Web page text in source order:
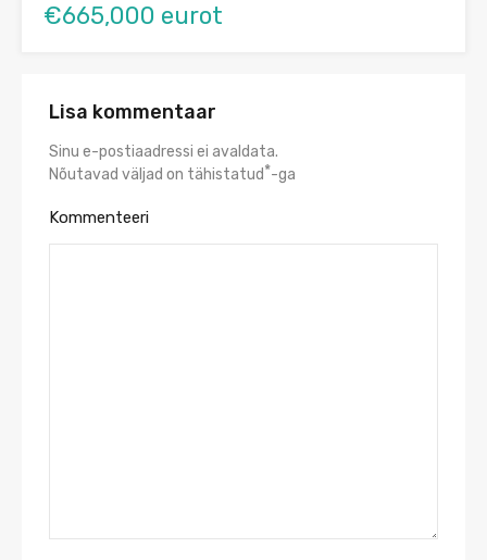
€665,000 eurot
Lisa kommentaar
Sinu e-postiaadressi ei avaldata.
Nõutavad väljad on tähistatud*-ga
Kommenteeri